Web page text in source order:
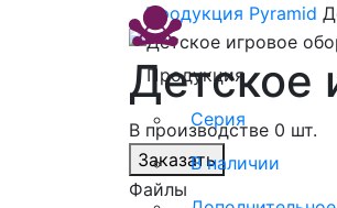
Продукция
Серия
В наличии
Продукция Pyramid
Детское
В производстве 0 шт.
Заказать
Файлы